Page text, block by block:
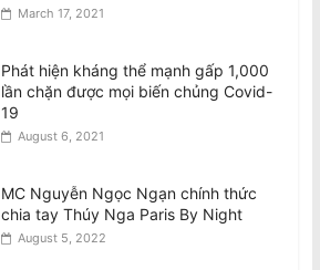
March 17, 2021
Phát hiện kháng thể mạnh gấp 1,000
lần chặn được mọi biến chủng Covid-
19
August 6, 2021
MC Nguyễn Ngọc Ngạn chính thức
chia tay Thúy Nga Paris By Night
August 5, 2022